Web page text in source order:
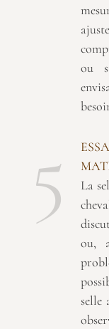
ou
5
La
ou,
selle